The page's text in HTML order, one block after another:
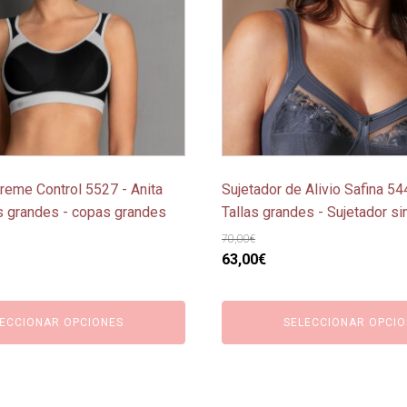
Control 5527 - Anita
grandes - copas grandes
OPCIONES
Sujetador de Alivio Safina
Tallas grandes - Sujetador
70,00€
El
original
70,00€.
63,00€El
actual
es:
63,00€.
SELECCIONAR
opciones
se
pueden
elegir
de
producto